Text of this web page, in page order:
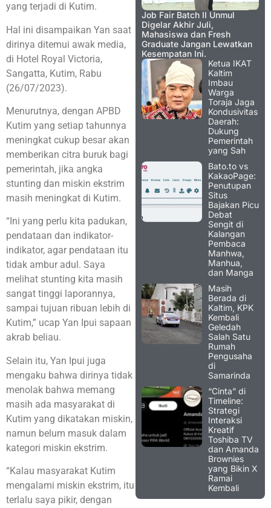
yang terjadi di Kutim.
Hal ini disampaikan Yan saat
dirinya ditemui awak media,
di Hotel Royal Victoria,
Sangatta, Kutim, Rabu
(26/07/2023).
Menurutnya, dengan APBD
Kutim yang setiap tahunnya
meningkat cukup besar akan
memberikan citra buruk bagi
pemerintah, jika angka
stunting dan miskin ekstrim
masih meningkat di Kutim.
“Ini yang perlu kita padukan,
pendataan dan indikator-
indikator, agar pendataan itu
tidak ambur adul. Saya
melihat stunting kita masih
sangat tinggi laporannya,
sampai tujuan ribuan lebih di
Kutim,” ucap Yan Ipui sapaan
akrab beliau.
Selain itu, Yan Ipui juga
mengaku bahwa dirinya tidak
menolak bahwa memang
masih ada masyarakat di
Kutim yang dikatakan miskin,
namun belum masuk dalam
kategori miskin ekstrim.
“Kalau masyarakat Kutim
mengalami miskin ekstrim, itu
terlalu saya pikir, dengan
Job Fair Batch II Unmul
Digelar Akhir Juli,
Mahasiswa dan Fresh
Graduate Jangan Lewatkan
Kesempatan Ini.
Ketua IKAT
Kaltim
Imbau
Warga
Toraja Jaga
Kondusivitas
Daerah:
Dukung
Pemerintah
yang Sah
Bato.to vs
KakaoPage:
Penutupan
Situs
Bajakan Picu
Debat
Sengit di
Kalangan
Pembaca
Manhwa,
Manhua,
dan Manga
Masih
Berada di
Kaltim, KPK
Kembali
Geledah
Salah Satu
Rumah
Pengusaha
di
Samarinda
“Cinta” di
Timeline:
Strategi
Interaksi
Kreatif
Toshiba TV
dan Amanda
Brownies
yang Bikin X
Ramai
Kembali